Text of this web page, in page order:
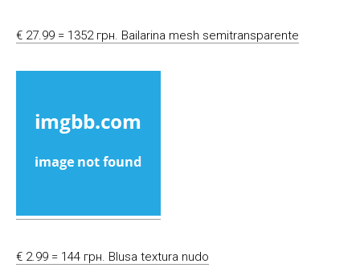
€ 27.99 = 1352 грн. Bailarina mesh semitransparente
€ 2.99 = 144 грн. Blusa textura nudo